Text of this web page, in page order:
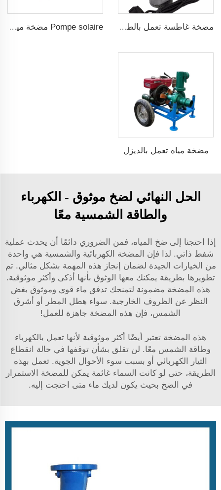
مضخة غاطسة تعمل بالطاقة الشمسية لآبار المياه العميقة DC Pompe solaire مضخة مياه شمسية
مضخة مياه تعمل بالديزل
الحل النهائي لضخ موثوق - الكهرباء
والطاقة الشمسية معًا
إذا احتجنا إلى ضخ المياه، فمن الضروري دائمًا أن يحدث عملية
شفط ذاتي. لذا فإن المضخة الكهربائية والشمسية هي واحدة
من الخيارات الجيدة لضمان إنجاز هذه المهمة بشكل مثالي. تم
تطويرها بطريقة يمكنك معها الوثوق بأنها أذكى وأكثر موثوقية.
هذه المضخة مضمونة لتمنحك تدفق ماء قوي وموثوق بغض
النظر عن الظروف الخارجية. سواء هطل المطر أو أشرق
الشمس، فإن هذه المضخة جاهزة للعمل!
هذه المضخة تعتبر أيضًا أكثر موثوقية لأنها تعمل بالكهرباء
وطاقة الشمس معًا. لن تقلق بشأن توقفها في حالة انقطاع
التيار الكهربائي أو بسبب سوء الأحوال الجوية. تعمل بهذه
الطريقة، حتى لو كانت السماء غائمة يمكن للمضخة الاستمرار
في الضخ بحيث يكون لديك ماء متى احتجت إليه.